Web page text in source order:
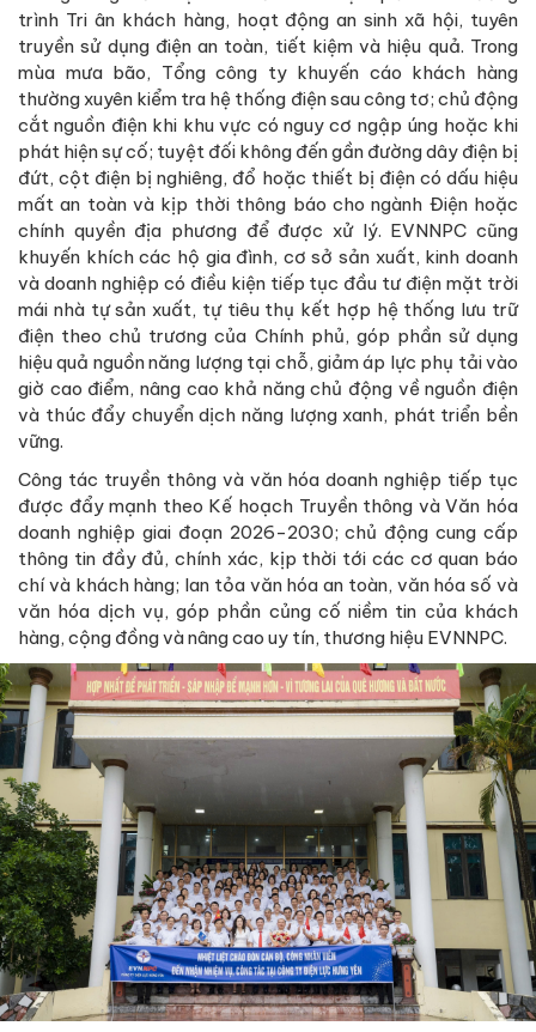
trình Tri ân khách hàng, hoạt động an sinh xã hội, tuyên
truyền sử dụng điện an toàn, tiết kiệm và hiệu quả. Trong
mùa mưa bão, Tổng công ty khuyến cáo khách hàng
thường xuyên kiểm tra hệ thống điện sau công tơ; chủ động
cắt nguồn điện khi khu vực có nguy cơ ngập úng hoặc khi
phát hiện sự cố; tuyệt đối không đến gần đường dây điện bị
đứt, cột điện bị nghiêng, đổ hoặc thiết bị điện có dấu hiệu
mất an toàn và kịp thời thông báo cho ngành Điện hoặc
chính quyền địa phương để được xử lý. EVNNPC cũng
khuyến khích các hộ gia đình, cơ sở sản xuất, kinh doanh
và doanh nghiệp có điều kiện tiếp tục đầu tư điện mặt trời
mái nhà tự sản xuất, tự tiêu thụ kết hợp hệ thống lưu trữ
điện theo chủ trương của Chính phủ, góp phần sử dụng
hiệu quả nguồn năng lượng tại chỗ, giảm áp lực phụ tải vào
giờ cao điểm, nâng cao khả năng chủ động về nguồn điện
và thúc đẩy chuyển dịch năng lượng xanh, phát triển bền
vững.
Công tác truyền thông và văn hóa doanh nghiệp tiếp tục
được đẩy mạnh theo Kế hoạch Truyền thông và Văn hóa
doanh nghiệp giai đoạn 2026-2030; chủ động cung cấp
thông tin đầy đủ, chính xác, kịp thời tới các cơ quan báo
chí và khách hàng; lan tỏa văn hóa an toàn, văn hóa số và
văn hóa dịch vụ, góp phần củng cố niềm tin của khách
hàng, cộng đồng và nâng cao uy tín, thương hiệu EVNNPC.